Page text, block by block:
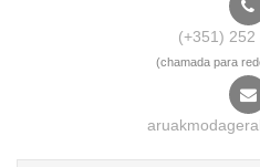
(+351) 252
(chamada para